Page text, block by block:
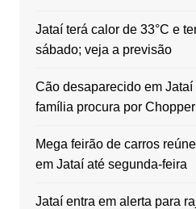
Jataí terá calor de 33°C e
sábado; veja a previsão
Cão desaparecido em
família procura por Chopper
Mega feirão de carros
em Jataí até segunda-feira
Jataí entra em alerta para